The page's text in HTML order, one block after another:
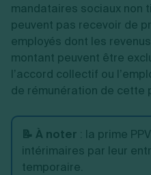
mandataires sociaux non
peuvent pas recevoir de
employés dont les
montant peuvent être
l’accord collectif ou
de rémunération de cette
📝 À noter : la prime
intérimaires par leur
temporaire.